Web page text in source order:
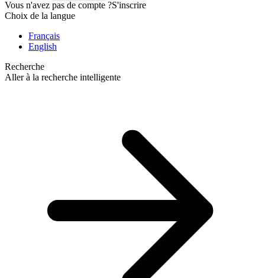
Vous n'avez pas de compte ?S'inscrire
Choix de la langue
Français
English
Recherche
Aller à la recherche intelligente